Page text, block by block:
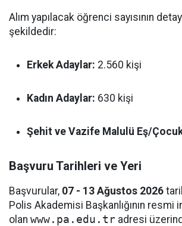
Alım yapılacak öğrenci sayısının
şekildedir:
Erkek Adaylar: 2.560 kişi
Kadın Adaylar: 630 kişi
Şehit ve Vazife Malulü Eş/
Başvuru Tarihleri ve Yeri
Başvurular, 07 - 13 Ağustos 2026
Polis Akademisi Başkanlığının
olan www.pa.edu.tr adresi